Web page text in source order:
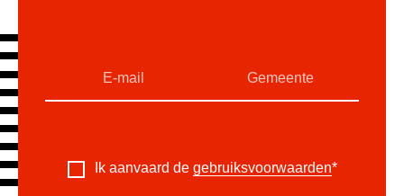
Ik aanvaard de gebruiksvoorwaarden*